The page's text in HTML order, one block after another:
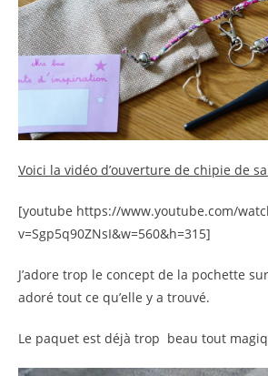
Voici la vidéo d’ouverture de chipie de
[youtube https://www.youtube.com/
v=Sgp5q90ZNsI&w=560&h=315]
J’adore trop le concept de la pochette
adoré tout ce qu’elle y a trouvé.
Le paquet est déjà trop beau tout